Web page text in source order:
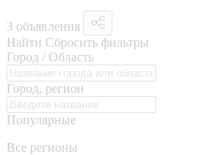
3 объявления
Найти Сбросить фильтры
Город / Область
Город, регион
Популярные
Все регионы